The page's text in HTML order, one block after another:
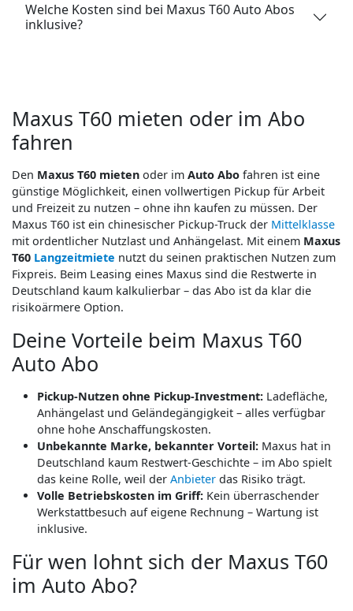
Welche Kosten sind bei Maxus T60 Auto Abos
inklusive?
Maxus T60 mieten oder im Abo
fahren
Den Maxus T60 mieten oder im Auto Abo fahren ist eine
günstige Möglichkeit, einen vollwertigen Pickup für Arbeit
und Freizeit zu nutzen – ohne ihn kaufen zu müssen. Der
Maxus T60 ist ein chinesischer Pickup-Truck der Mittelklasse
mit ordentlicher Nutzlast und Anhängelast. Mit einem Maxus
T60 Langzeitmiete nutzt du seinen praktischen Nutzen zum
Fixpreis. Beim Leasing eines Maxus sind die Restwerte in
Deutschland kaum kalkulierbar – das Abo ist da klar die
risikoärmere Option.
Deine Vorteile beim Maxus T60
Auto Abo
Pickup-Nutzen ohne Pickup-Investment: Ladefläche,
Anhängelast und Geländegängigkeit – alles verfügbar
ohne hohe Anschaffungskosten.
Unbekannte Marke, bekannter Vorteil: Maxus hat in
Deutschland kaum Restwert-Geschichte – im Abo spielt
das keine Rolle, weil der Anbieter das Risiko trägt.
Volle Betriebskosten im Griff: Kein überraschender
Werkstattbesuch auf eigene Rechnung – Wartung ist
inklusive.
Für wen lohnt sich der Maxus T60
im Auto Abo?